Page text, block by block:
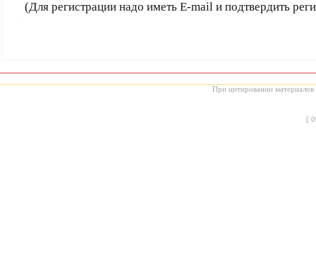
(Для регистрации надо иметь E-mail и подтвердить
При цитировании материалов
[